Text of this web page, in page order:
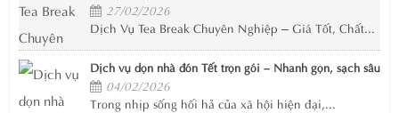
27/02/2026
Dịch Vụ Tea Break Chuyên Nghiệp – Giá Tốt, Chất...
Dịch vụ dọn nhà đón Tết trọn gói – Nhanh gọn, sạch sâu
04/02/2026
Trong nhịp sống hối hả của xã hội hiện đại,...